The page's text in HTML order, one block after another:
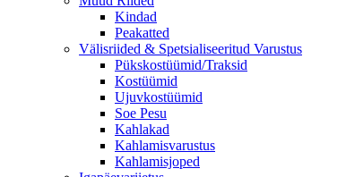
Kindad
Peakatted
Välisriided & Spetsialiseeritud Varustus
Pükskostüümid/Traksid
Kostüümid
Ujuvkostüümid
Soe Pesu
Kahlakad
Kahlamisvarustus
Kahlamisjoped